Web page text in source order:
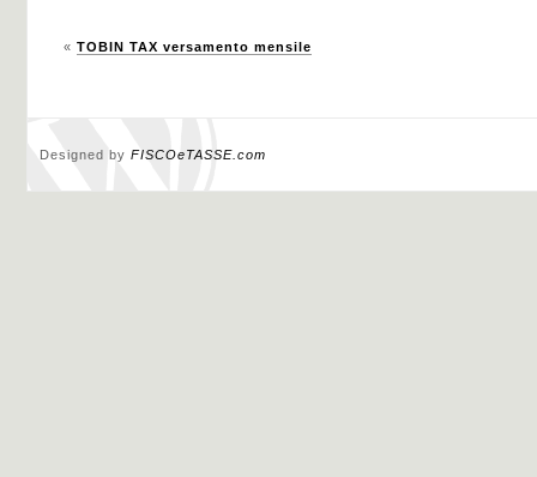
« TOBIN TAX versamento mensile
Designed by FISCOeTASSE.com